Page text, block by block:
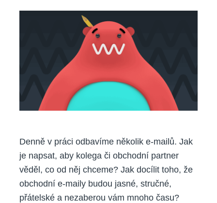
napsat
profesionální
mail?
Denně v práci odbavíme několik e-mailů. Jak
je napsat, aby kolega či obchodní partner
věděl, co od něj chceme? Jak docílit toho, že
obchodní e-maily budou jasné, stručné,
přátelské a nezaberou vám mnoho času?